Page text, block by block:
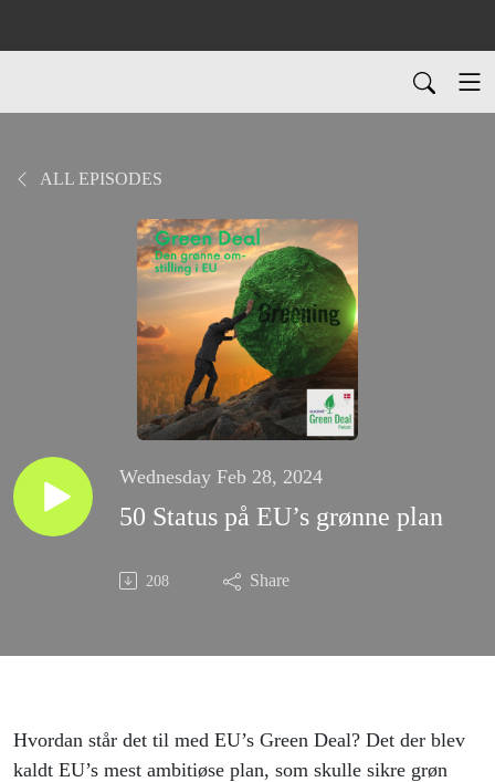
ALL EPISODES
Wednesday Feb 28, 2024
50 Status på EU’s grønne plan
208 Share
Hvordan står det til med EU’s Green Deal? Det der blev
kaldt EU’s mest ambitiøse plan, som skulle sikre grøn